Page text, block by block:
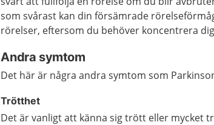
som svårast kan din försämrade
rörelser, eftersom du behöver koncentrera
Andra symtom
Det här är några andra symtom som
Trötthet
Det är vanligt att känna sig trött eller mycket